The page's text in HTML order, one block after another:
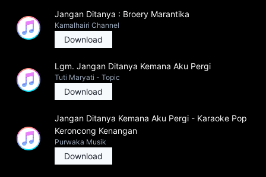
Jangan Ditanya : Broery Marantika
Kamalhairi Channel
Download
Lgm. Jangan Ditanya Kemana Aku Pergi
Tuti Maryati - Topic
Download
Jangan Ditanya Kemana Aku Pergi - Karaoke Pop
Keroncong Kenangan
Purwaka Musik
Download